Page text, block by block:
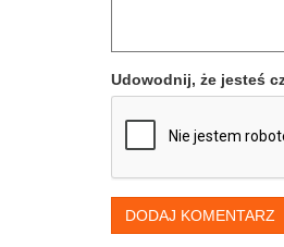
Udowodnij, że jesteś
DODAJ KOMENTARZ